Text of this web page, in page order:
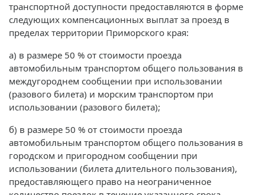
транспортной доступности предоставляются в форме
следующих компенсационных выплат за проезд в
пределах территории Приморского края:
а) в размере 50 % от стоимости проезда
автомобильным транспортом общего пользования в
междугороднем сообщении при использовании
(разового билета) и морским транспортом при
использовании (разового билета);
б) в размере 50 % от стоимости проезда
автомобильным транспортом общего пользования в
городском и пригородном сообщении при
использовании (билета длительного пользования),
предоставляющего право на неограниченное